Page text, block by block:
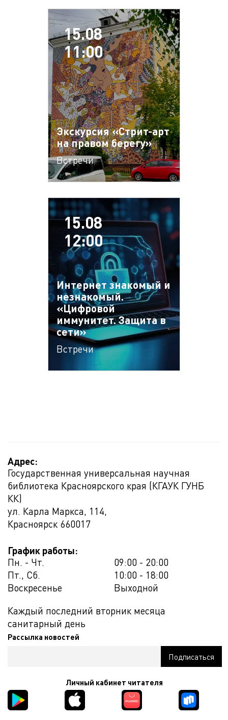
15.08
11:00
Экскурсия «Стрит-арт
на правом берегу»
Встречи
15.08
12:00
Интернет знакомый и
незнакомый.
«Цифровой
иммунитет. Защита в
сети»
Встречи
Адрес:
Государственная универсальная научная
библиотека Красноярского края (КГАУК ГУНБ
КК)
ул. Карла Маркса, 114,
Красноярск 660017
График работы:
Пн. - Чт.
09:00 - 20:00
Пт., Сб.
10:00 - 18:00
Воскресенье
Выходной
Каждый последний вторник месяца
санитарный день
Рассылка новостей
Личный кабинет читателя